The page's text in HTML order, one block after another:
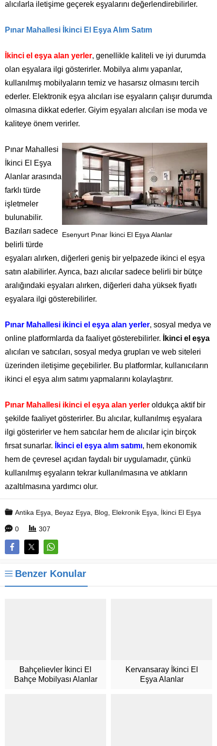
alıcılarla iletişime geçerek eşyalarını değerlendirebilirler.
Pınar Mahallesi İkinci El Eşya Alım Satım
İkinci el eşya alan yerler, genellikle kaliteli ve iyi durumda
olan eşyalara ilgi gösterirler. Mobilya alımı yapanlar,
kullanılmış mobilyaların temiz ve hasarsız olmasını tercih
ederler. Elektronik eşya alıcıları ise eşyaların çalışır durumda
olmasına dikkat ederler. Giyim eşyaları alıcıları ise moda ve
kaliteye önem verirler.
Esenyurt Pınar İkinci El Eşya Alanlar
Pınar Mahallesi
İkinci El Eşya
Alanlar arasında
farklı türde
işletmeler
bulunabilir.
Bazıları sadece
belirli türde
eşyaları alırken, diğerleri geniş bir yelpazede ikinci el eşya
satın alabilirler. Ayrıca, bazı alıcılar sadece belirli bir bütçe
aralığındaki eşyaları alırken, diğerleri daha yüksek fiyatlı
eşyalara ilgi gösterebilirler.
Pınar Mahallesi ikinci el eşya alan yerler, sosyal medya ve
online platformlarda da faaliyet gösterebilirler.
İkinci el eşya
alıcıları ve satıcıları, sosyal medya grupları ve web siteleri
üzerinden iletişime geçebilirler. Bu platformlar, kullanıcıların
ikinci el eşya alım satımı yapmalarını kolaylaştırır.
Pınar Mahallesi ikinci el eşya alan yerler oldukça aktif bir
şekilde faaliyet gösterirler. Bu alıcılar, kullanılmış eşyalara
ilgi gösterirler ve hem satıcılar hem de alıcılar için birçok
fırsat sunarlar.
İkinci el eşya alım satımı, hem ekonomik
hem de çevresel açıdan faydalı bir uygulamadır, çünkü
kullanılmış eşyaların tekrar kullanılmasına ve atıkların
azaltılmasına yardımcı olur.
Antika Eşya, Beyaz Eşya, Blog, Elekronik Eşya, İkinci El Eşya
0 307
Benzer Konular
Bahçelievler İkinci El
Bahçe Mobilyası Alanlar
Kervansaray İkinci El
Eşya Alanlar